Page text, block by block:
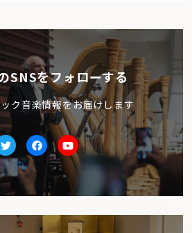
SNSをフォローする
ク音楽情報をお届けします
TwitterfacebookYoutube